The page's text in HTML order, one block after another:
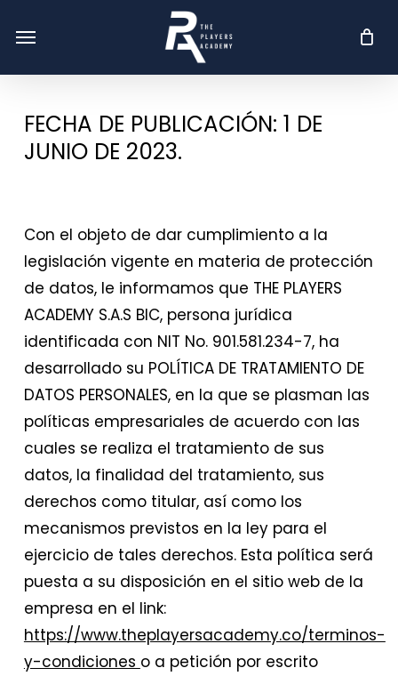
Menu
FECHA DE PUBLICACIÓN: 1 DE
JUNIO DE 2023.
Con el objeto de dar cumplimiento a la
legislación vigente en materia de protección
de datos, le informamos que THE PLAYERS
ACADEMY S.A.S BIC, persona jurídica
identificada con NIT No. 901.581.234-7, ha
desarrollado su POLÍTICA DE TRATAMIENTO DE
DATOS PERSONALES, en la que se plasman las
políticas empresariales de acuerdo con las
cuales se realiza el tratamiento de sus
datos, la finalidad del tratamiento, sus
derechos como titular, así como los
mecanismos previstos en la ley para el
ejercicio de tales derechos. Esta política será
puesta a su disposición en el sitio web de la
empresa en el link:
https://www.theplayersacademy.co/terminos-
y-condiciones o a petición por escrito